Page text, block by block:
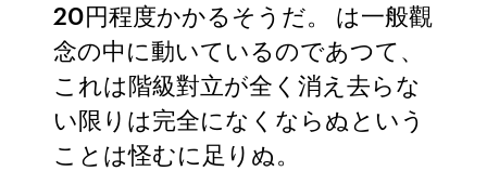
20円程度かかるそうだ。 は一般觀
念の中に動いているのであつて、
これは階級對立が全く消え去らな
い限りは完全になくならぬという
ことは怪むに足りぬ。